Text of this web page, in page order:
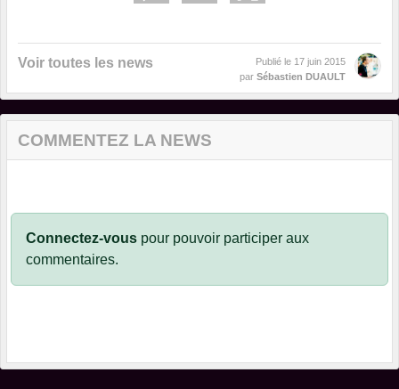
Voir toutes les news Publié le 17 juin 2015
par Sébastien DUAULT
COMMENTEZ LA NEWS
Connectez-vous pour pouvoir participer aux
commentaires.